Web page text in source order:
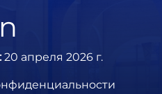
20 апреля 2026 г.